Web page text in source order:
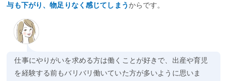
与も下がり、物足りなく感じてしまうからです。
仕事にやりがいを求める方は働くことが好きで、出産や育児
を経験する前もバリバリ働いていた方が多いように思いま